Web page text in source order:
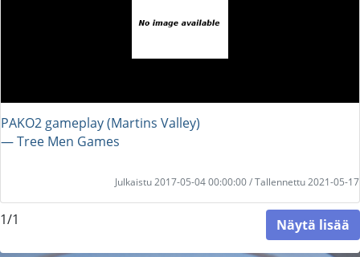
PAKO2 gameplay (Martins Valley)
― Tree Men Games
Julkaistu 2017-05-04 00:00:00 / Tallennettu 2021-05-17
1/1 Näytä lisää